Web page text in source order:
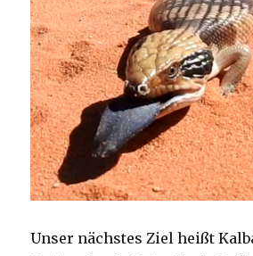
Unser nächstes Ziel heißt